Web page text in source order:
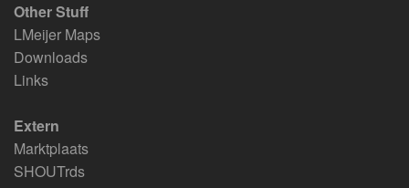
Other Stuff
LMeijer Maps
Downloads
Links
Extern
Marktplaats
SHOUTrds